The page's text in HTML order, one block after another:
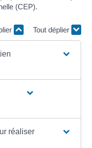
(CEP).
Tout déplier
réaliser